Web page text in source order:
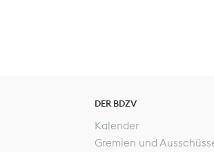
DER BDZV
Kalender
Gremien und